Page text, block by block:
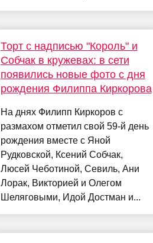
Торт с надписью "Король" и
Собчак в кружевах: в сети
появились новые фото с дня
рождения Филиппа Киркорова
На днях Филипп Киркоров с
размахом отметил свой 59-й день
рождения вместе с Яной
Рудковской, Ксений Собчак,
Люсей Чеботиной, Севиль, Ани
Лорак, Викторией и Олегом
Шеляговыми, Идой Достман и...